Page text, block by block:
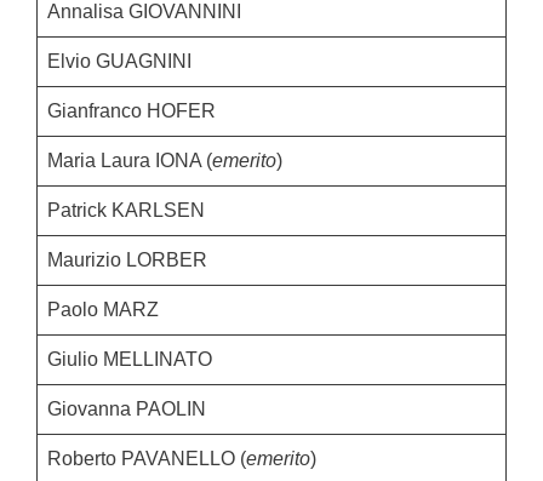
Annalisa GIOVANNINI
Elvio GUAGNINI
Gianfranco HOFER
Maria Laura IONA (emerito)
Patrick KARLSEN
Maurizio LORBER
Paolo MARZ
Giulio MELLINATO
Giovanna PAOLIN
Roberto PAVANELLO (emerito)